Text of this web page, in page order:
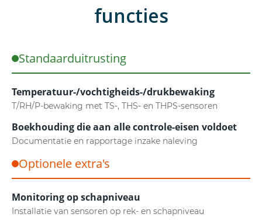
functies
Standaarduitrusting
Temperatuur-/vochtigheids-/drukbewaking
T/RH/P-bewaking met TS-, THS- en THPS-sensoren
Boekhouding die aan alle controle-eisen voldoet
Documentatie en rapportage inzake naleving
Optionele extra's
Monitoring op schapniveau
Installatie van sensoren op rek- en schapniveau